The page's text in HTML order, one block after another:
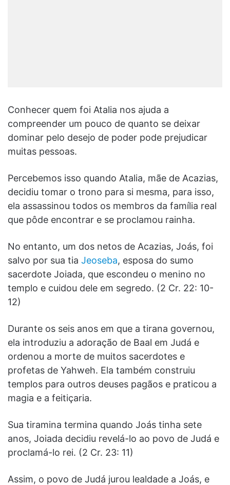
Conhecer quem foi Atalia nos ajuda a
compreender um pouco de quanto se deixar
dominar pelo desejo de poder pode prejudicar
muitas pessoas.
Percebemos isso quando Atalia, mãe de Acazias,
decidiu tomar o trono para si mesma, para isso,
ela assassinou todos os membros da família real
que pôde encontrar e se proclamou rainha.
No entanto, um dos netos de Acazias, Joás, foi
salvo por sua tia Jeoseba, esposa do sumo
sacerdote Joiada, que escondeu o menino no
templo e cuidou dele em segredo. (2 Cr. 22: 10-
12)
Durante os seis anos em que a tirana governou,
ela introduziu a adoração de Baal em Judá e
ordenou a morte de muitos sacerdotes e
profetas de Yahweh. Ela também construiu
templos para outros deuses pagãos e praticou a
magia e a feitiçaria.
Sua tiramina termina quando Joás tinha sete
anos, Joiada decidiu revelá-lo ao povo de Judá e
proclamá-lo rei. (2 Cr. 23: 11)
Assim, o povo de Judá jurou lealdade a Joás, e